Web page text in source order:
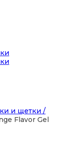
и щетки /
Flavor Gel